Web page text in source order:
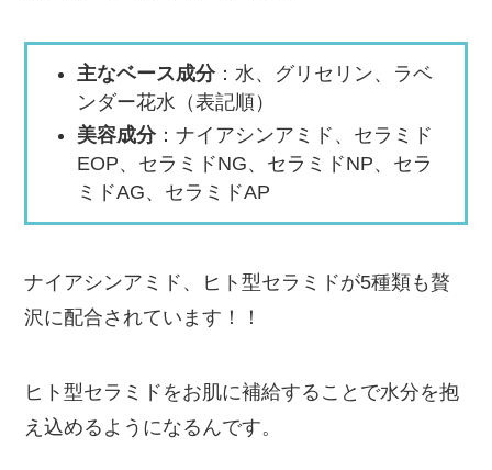
主なベース成分：水、グリセリン、ラベ
ンダー花水（表記順）
美容成分：ナイアシンアミド、セラミド
EOP、セラミドNG、セラミドNP、セラ
ミドAG、セラミドAP
ナイアシンアミド、ヒト型セラミドが5種類も贅
沢に配合されています！！
ヒト型セラミドをお肌に補給することで水分を抱
え込めるようになるんです。